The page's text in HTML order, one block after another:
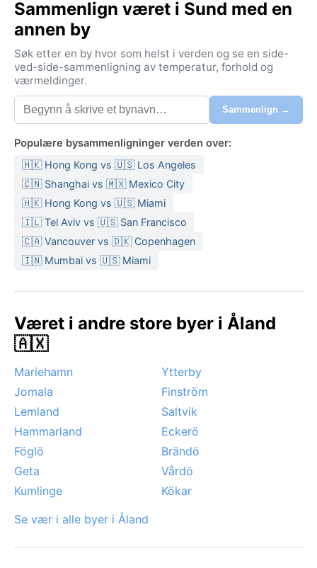
Sammenlign været i Sund med en
annen by
Søk etter en by hvor som helst i verden og se en side-
ved-side-sammenligning av temperatur, forhold og
værmeldinger.
Sammenlign →
Populære bysammenligninger verden over:
🇭🇰 Hong Kong vs 🇺🇸 Los Angeles
🇨🇳 Shanghai vs 🇲🇽 Mexico City
🇭🇰 Hong Kong vs 🇺🇸 Miami
🇮🇱 Tel Aviv vs 🇺🇸 San Francisco
🇨🇦 Vancouver vs 🇩🇰 Copenhagen
🇮🇳 Mumbai vs 🇺🇸 Miami
Været i andre store byer i Åland
🇦🇽
Mariehamn
Ytterby
Jomala
Finström
Lemland
Saltvik
Hammarland
Eckerö
Föglö
Brändö
Geta
Vårdö
Kumlinge
Kökar
Se vær i alle byer i Åland